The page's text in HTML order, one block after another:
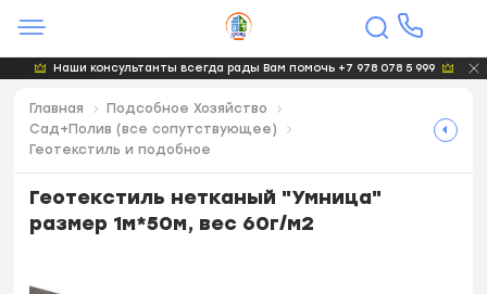
Наши консультанты всегда рады Вам помочь +7 978 078 5 999
Главная
Подсобное Хозяйство
Сад+Полив (все сопутствующее)
Геотекстиль и подобное
Геотекстиль нетканый "Умница"
размер 1м*50м, вес 60г/м2